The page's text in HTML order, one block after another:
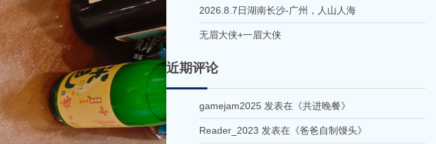
2026.8.7日湖南长沙-广州，人山人海
无眉大侠+一眉大侠
近期评论
gamejam2025发表在《共进晚餐》
Reader_2023 发表在《爸爸自制馒头》